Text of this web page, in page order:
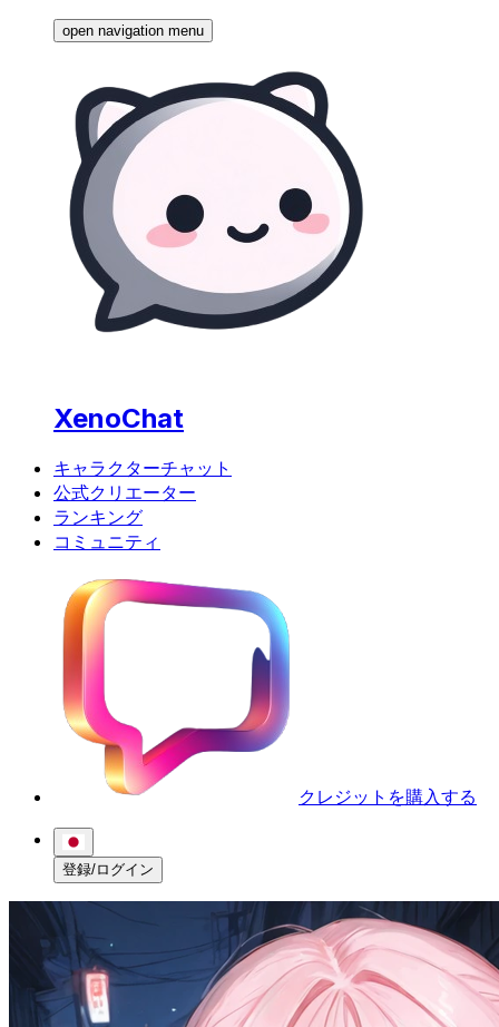
open navigation menu
XenoChat
キャラクターチャット
公式クリエーター
ランキング
コミュニティ
クレジットを購入する
登録/ログイン